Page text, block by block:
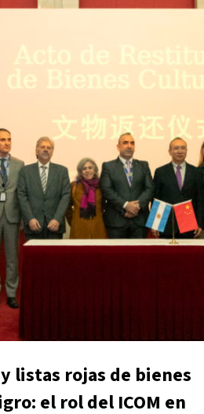
listas rojas de bienes
el rol del ICOM en